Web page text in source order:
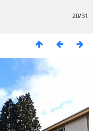
20/31